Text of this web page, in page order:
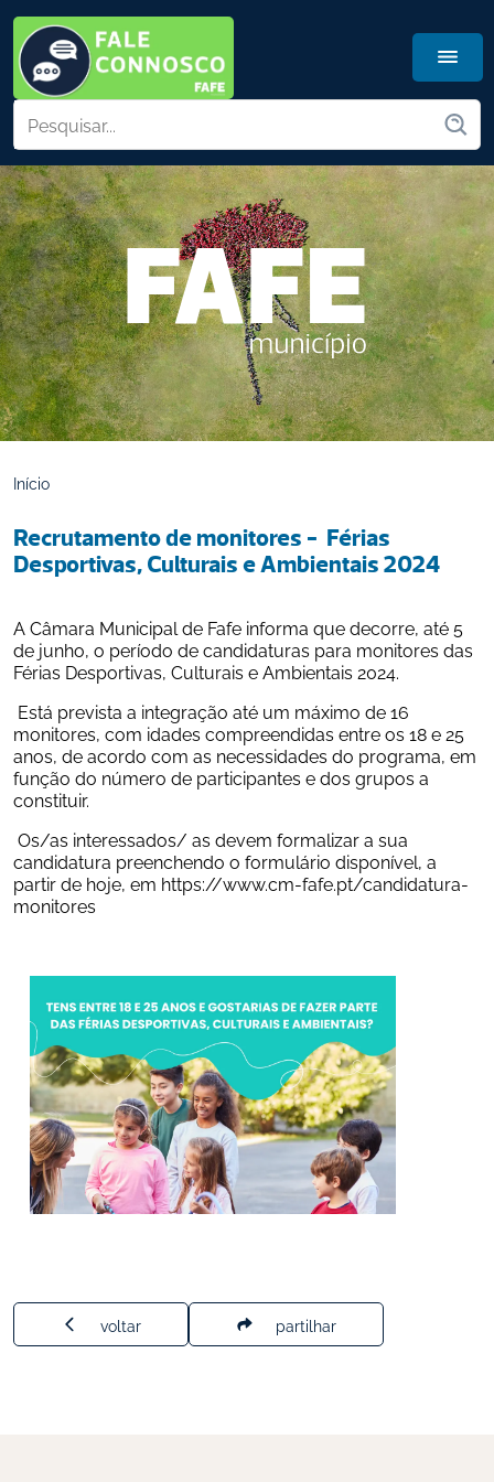
Início
Recrutamento de monitores -  Férias
Desportivas, Culturais e Ambientais 2024
A Câmara Municipal de Fafe informa que decorre, até 5
de junho, o período de candidaturas para monitores das
Férias Desportivas, Culturais e Ambientais 2024.
monitores, com idades compreendidas entre os 18 e 25
anos, de acordo com as necessidades do programa, em
função do número de participantes e dos grupos a
constituir.
candidatura preenchendo o formulário disponível, a
partir de hoje, em https://www.cm-fafe.pt/candidatura-
monitores
voltar partilhar